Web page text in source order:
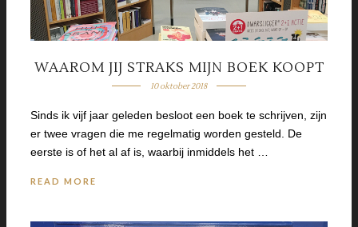
WAAROM JIJ STRAKS MIJN BOEK KOOPT
10 oktober 2018
Sinds ik vijf jaar geleden besloot een boek te schrijven, zijn
er twee vragen die me regelmatig worden gesteld. De
eerste is of het al af is, waarbij inmiddels het …
READ MORE